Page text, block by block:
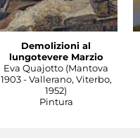
Demolizioni al
lungotevere Marzio
Eva Quajotto (Mantova
1903 - Vallerano, Viterbo,
1952)
Pintura